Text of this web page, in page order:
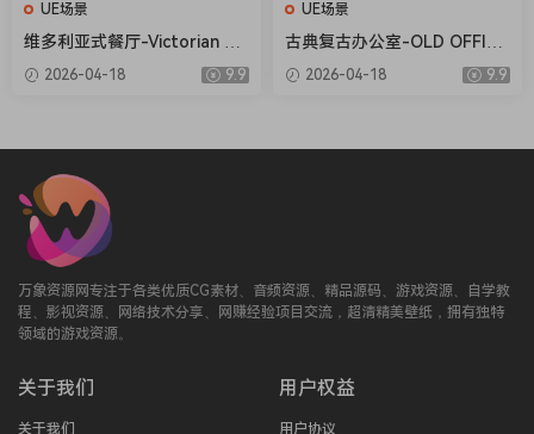
UE场景
维多利亚式餐厅-Victorian Di
ning Room
2026-04-18 9.9
UE场景
古典复古办公室-OLD OFFICE
(MODULAR)
2026-04-18 9.9
万象资源网专注于各类优质CG素材、音频资源、精品源码、游戏资源、自学教
程、影视资源、网络技术分享、网赚经验项目交流，超清精美壁纸，拥有独特
领域的游戏资源。
关于我们
关于我们
用户权益
用户协议